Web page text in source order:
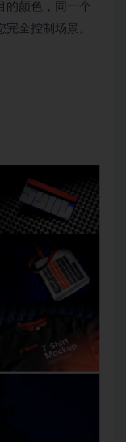
的颜色，同一个
全控制场景。